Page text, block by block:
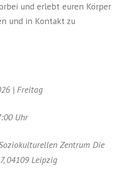
und erlebt euren Körper
und in Kontakt zu
| Freitag
Uhr
Zentrum Die
04109 Leipzig